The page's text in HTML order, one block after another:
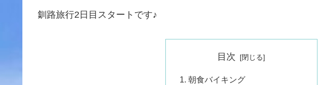
釧路旅行2日目スタートです♪
目次
朝食バイキング